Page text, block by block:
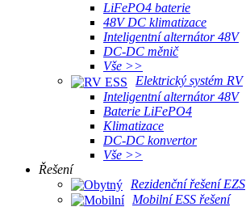
LiFePO4 baterie
48V DC klimatizace
Inteligentní alternátor 48V
DC-DC měnič
Vše >>
Elektrický systém RV
Inteligentní alternátor 48V
Baterie LiFePO4
Klimatizace
DC-DC konvertor
Vše >>
Řešení
Rezidenční řešení EZS
Mobilní ESS řešení